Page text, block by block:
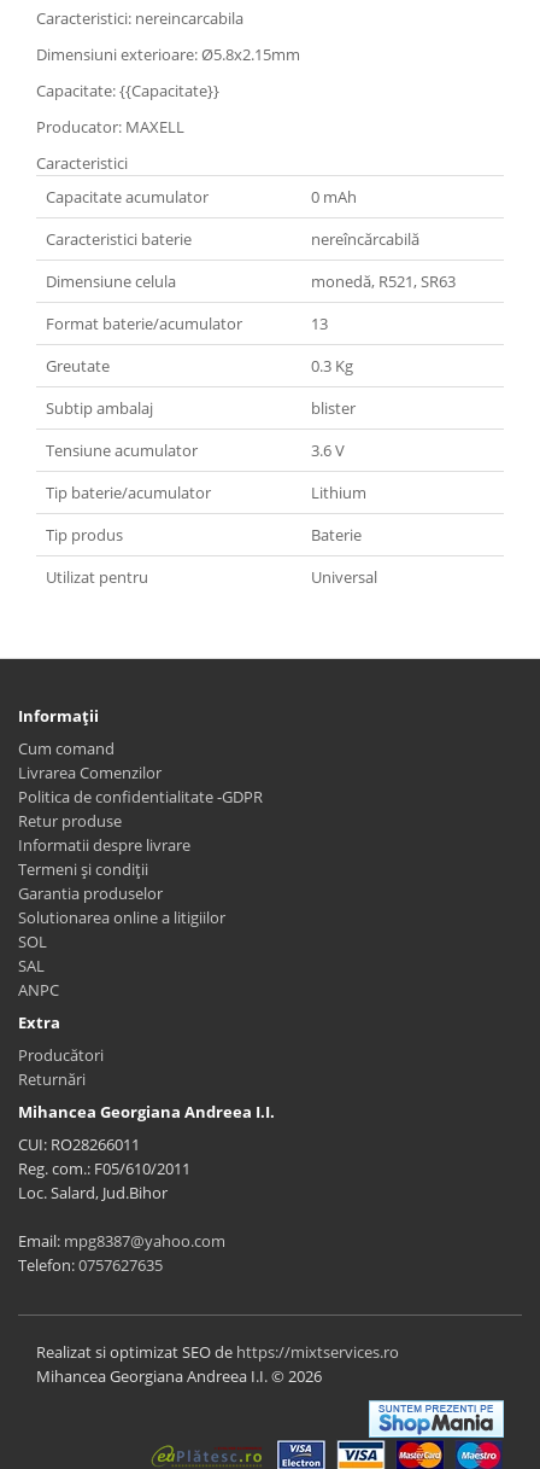
Caracteristici: nereincarcabila
Dimensiuni exterioare: Ø5.8x2.15mm
Capacitate: {{Capacitate}}
Producator: MAXELL
Caracteristici
Capacitate acumulator
0 mAh
Caracteristici baterie
nereîncărcabilă
Dimensiune celula
monedă, R521, SR63
Format baterie/acumulator
13
Greutate
0.3 Kg
Subtip ambalaj
blister
Tensiune acumulator
3.6 V
Tip baterie/acumulator
Lithium
Tip produs
Baterie
Utilizat pentru
Universal
Informaţii
Cum comand
Livrarea Comenzilor
Politica de confidentialitate -GDPR
Retur produse
Informatii despre livrare
Termeni și condiții
Garantia produselor
Solutionarea online a litigiilor
SOL
SAL
ANPC
Extra
Producători
Returnări
Mihancea Georgiana Andreea I.I.
CUI: RO28266011
Reg. com.: F05/610/2011
Loc. Salard, Jud.Bihor
Email: mpg8387@yahoo.com
Telefon:0757627635
Realizat si optimizat SEO de https://mixtservices.ro
Mihancea Georgiana Andreea I.I. © 2026